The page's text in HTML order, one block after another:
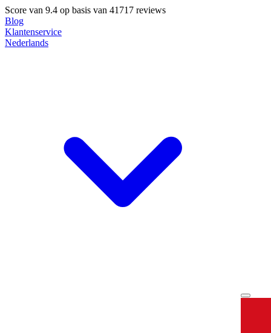
Score van 9.4 op basis van 41717 reviews
Blog
Klantenservice
Nederlands